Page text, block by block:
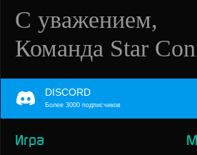
С уважением,
Команда Star
DISCORD
Более 3000 подписчиков
Игра